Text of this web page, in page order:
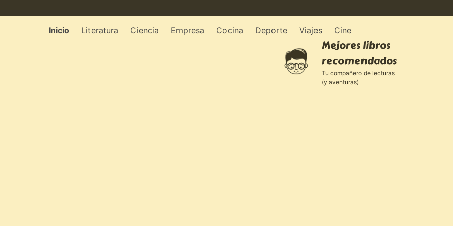
Inicio Literatura Ciencia Empresa Cocina Deporte Viajes Cine
Mejores libros
recomendados
Tu compañero de lecturas
(y aventuras)